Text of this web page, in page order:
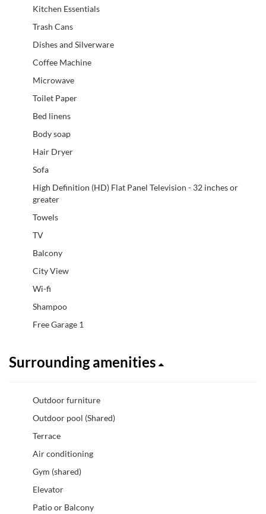
Kitchen Essentials
Trash Cans
Dishes and Silverware
Coffee Machine
Microwave
Toilet Paper
Bed linens
Body soap
Hair Dryer
Sofa
High Definition (HD) Flat Panel Television - 32 inches or
greater
Towels
TV
Balcony
City View
Wi-fi
Shampoo
Free Garage 1
Surrounding amenities
Outdoor furniture
Outdoor pool (Shared)
Terrace
Air conditioning
Gym (shared)
Elevator
Patio or Balcony